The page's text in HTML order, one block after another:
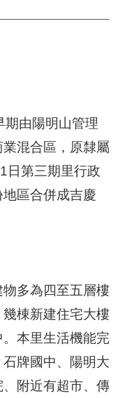
由陽明山管理
混合區，原隸屬
日第三期里行政
區合併成吉慶
多為四至五層樓
棟新建住宅大樓
本里生活機能完
牌國中、陽明大
附近有超市、傳